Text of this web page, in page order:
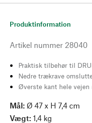
Produktinformation
Artikel nummer 28040
Praktisk tilbehør til
Nedre trækrave
Øverste kant hele
Mål: Ø 47 x H 7,4 cm
Vægt: 1,4 kg